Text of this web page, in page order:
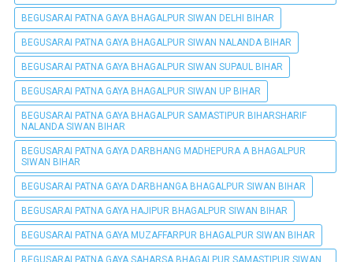
BEGUSARAI PATNA GAYA BHAGALPUR SIWAN DELHI BIHAR
BEGUSARAI PATNA GAYA BHAGALPUR SIWAN NALANDA BIHAR
BEGUSARAI PATNA GAYA BHAGALPUR SIWAN SUPAUL BIHAR
BEGUSARAI PATNA GAYA BHAGALPUR SIWAN UP BIHAR
BEGUSARAI PATNA GAYA BHAGALPUR SAMASTIPUR BIHARSHARIF
NALANDA SIWAN BIHAR
BEGUSARAI PATNA GAYA DARBHANG MADHEPURA A BHAGALPUR
SIWAN BIHAR
BEGUSARAI PATNA GAYA DARBHANGA BHAGALPUR SIWAN BIHAR
BEGUSARAI PATNA GAYA HAJIPUR BHAGALPUR SIWAN BIHAR
BEGUSARAI PATNA GAYA MUZAFFARPUR BHAGALPUR SIWAN BIHAR
BEGUSARAI PATNA GAYA SAHARSA BHAGALPUR SAMASTIPUR SIWAN